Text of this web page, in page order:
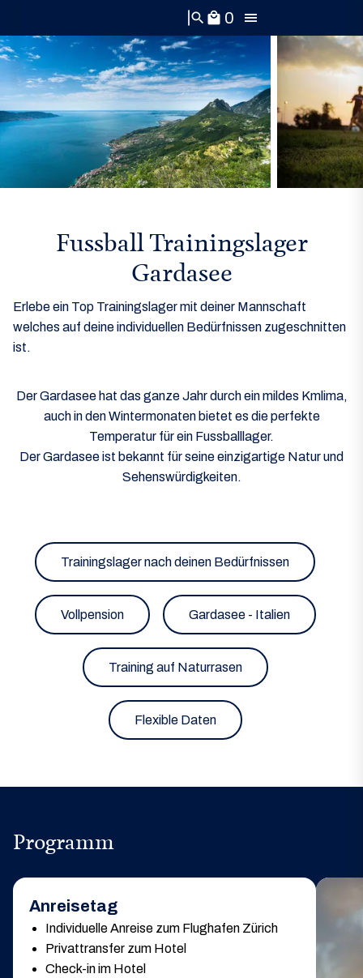
search local_mall 0
Der Gardasee hat das ganze Jahr durch ein mildes Kmlima,
auch in den Wintermonaten bietet es die perfekte
Temperatur für ein Fussballlager.
Der Gardasee ist bekannt für seine einzigartige Natur und
Sehenswürdigkeiten.
Fussball Trainingslager
Gardasee
Erlebe ein Top Trainingslager mit deiner Mannschaft
welches auf deine individuellen Bedürfnissen zugeschnitten
ist.
Trainingslager nach deinen Bedürfnissen
Vollpension Gardasee - Italien
Training auf Naturrasen
Flexible Daten
Programm
Anreisetag
Individuelle Anreise zum Flughafen Zürich
Privattransfer zum Hotel
Check-in im Hotel